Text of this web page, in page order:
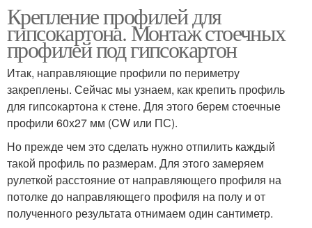
Крепление профилей для
гипсокартона. Монтаж стоечных
профилей под гипсокартон
Итак, направляющие профили по периметру
закреплены. Сейчас мы узнаем, как крепить профиль
для гипсокартона к стене. Для этого берем стоечные
профили 60х27 мм (CW или ПС).
Но прежде чем это сделать нужно отпилить каждый
такой профиль по размерам. Для этого замеряем
рулеткой расстояние от направляющего профиля на
потолке до направляющего профиля на полу и от
полученного результата отнимаем один сантиметр.